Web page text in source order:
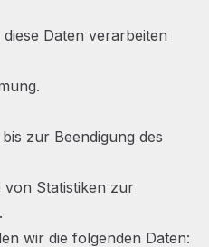
Daten verarbeiten
zur Beendigung des
von Statistiken zur
wir die folgenden Daten: